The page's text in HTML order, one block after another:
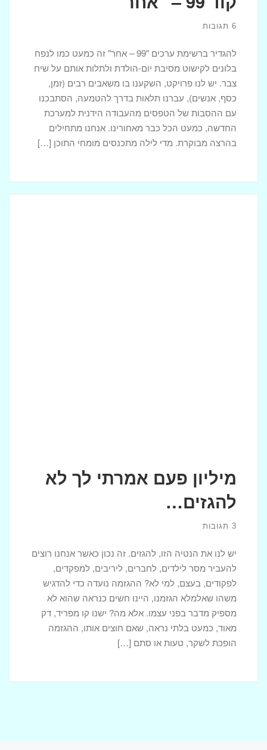
6 תגובות
להגדיר ברשימת ערכים "99 – אחר" זה כמעט כמו לנפח
בלונים לקישוט מסיבת יום-הולדת ולתלות אותם על שיח
צבר. יש לנו פרויקט, השקענו בו משאבים רבים (זמן,
כסף, אנשים), עברנו תלאות בדרך להטמעה, הסתבכנו
עם ההסבות של הטפסים מהעבודה הידנית למערכת
החדשה, כמעט הכל כבר מאחורינו. אנחנו מתחילים
בהרצה מבוקרת. מדי לילה מתכנסים מומחי התוכן […]
מיליון פעם אמרתי לך לא
להגזים…
3 תגובות
יש לנו את הנטיה הזו, להגזים. זה נכון כאשר אנחנו רוצים
להעביר מסר לילדים, לחברים, ליריבים, למפקדים,
לפקודים, בעצם, למי לא? ההגזמה נועדה כדי להדגיש
משהו שאלמלא הגזמנו, היינו חשים כנראה שהוא לא
מספיק מדבר בפני עצמו. אלא מה? ישנו קו מפריד, דק
מאוד, כמעט בלתי נראה, שאם חוצים אותו, ההגזמה
הופכת לשקר, טעות או סתם […]